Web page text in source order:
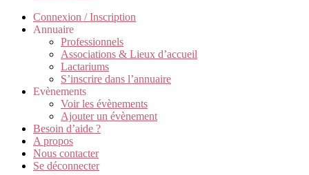
Connexion / Inscription
Annuaire
Professionnels
Associations & Lieux d’accueil
Lactariums
S’inscrire dans l’annuaire
Evènements
Voir les évènements
Ajouter un évènement
Besoin d’aide ?
A propos
Nous contacter
Se déconnecter